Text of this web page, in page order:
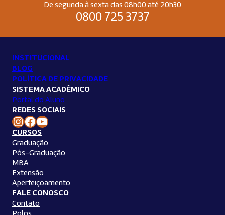
De segunda à sexta das 08h00 até 20h30
0800 725 3737
INSTITUCIONAL
BLOG
POLÍTICA DE PRIVACIDADE
SISTEMA ACADÊMICO
Portal do Aluno
REDES SOCIAIS
Instagram Unilins Facebook Unilins Youtube Unilins
CURSOS
Graduação
Pós-Graduação
MBA
Extensão
Aperfeiçoamento
FALE CONOSCO
Contato